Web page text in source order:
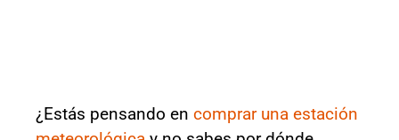
¿Estás pensando en comprar una estación